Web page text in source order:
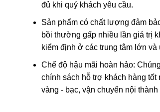
nhiên nên rất khó phân biệt một
nghiệm dựa trên quy luật sinh đôi
thạch anh phải và trái được liên kết
dễ dàng hơn. Tuy nhiên về mặc lý
đủ khi quý khách yêu cầu.
Sản phẩm có chất lượng đảm
bồi thường gấp nhiều lần giá trị
kiểm định ở các trung tâm lớn
Chế độ hậu mãi hoàn hảo:
chính sách hỗ trợ khách hàng
vàng - bạc, vận chuyển nội